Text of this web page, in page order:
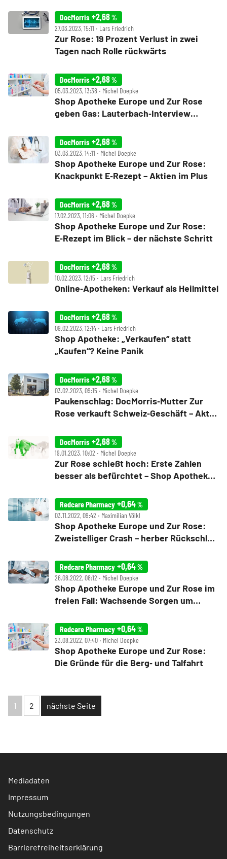
DocMorris +2,68%
27.03.2023, 15:11 ‧ Lars Friedrich
Zur Rose: 19 Prozent Verlust in zwei
Tagen nach Rolle rückwärts
DocMorris +2,68%
05.03.2023, 13:38 ‧ Michel Doepke
Shop Apotheke Europe und Zur Rose
geben Gas: Lauterbach‑Interview
DocMorris +2,68%
03.03.2023, 14:11 ‧ Michel Doepke
Shop Apotheke Europe und Zur Rose:
Knackpunkt E‑Rezept – Aktien im Plus
DocMorris +2,68%
17.02.2023, 11:06 ‧ Michel Doepke
Shop Apotheke Europe und Zur Rose:
E‑Rezept im Blick – der nächste Schritt
DocMorris +2,68%
10.02.2023, 12:15 ‧ Lars Friedrich
Online‑Apotheken: Verkauf als Heilmittel
DocMorris +2,68%
09.02.2023, 12:14 ‧ Lars Friedrich
Shop Apotheke: „Verkaufen“ statt
„Kaufen“? Keine Panik
DocMorris +2,68%
03.02.2023, 09:15 ‧ Michel Doepke
Paukenschlag: DocMorris‑Mutter Zur
Rose verkauft Schweiz‑Geschäft – Aktie
DocMorris +2,68%
19.01.2023, 10:02 ‧ Michel Doepke
Zur Rose schießt hoch: Erste Zahlen
besser als befürchtet – Shop Apotheke
Redcare Pharmacy +0,64%
03.11.2022, 09:42 ‧ Maximilian Völkl
Shop Apotheke Europe und Zur Rose:
Zweistelliger Crash – herber Rückschlag
Redcare Pharmacy +0,64%
26.08.2022, 08:12 ‧ Michel Doepke
Shop Apotheke Europe und Zur Rose im
freien Fall: Wachsende Sorgen um
Redcare Pharmacy +0,64%
23.08.2022, 07:40 ‧ Michel Doepke
Shop Apotheke Europe und Zur Rose:
Die Gründe für die Berg‑ und Talfahrt
1 2 nächste Seite
Mediadaten
Impressum
Nutzungsbedingungen
Datenschutz
Barrierefreiheitserklärung